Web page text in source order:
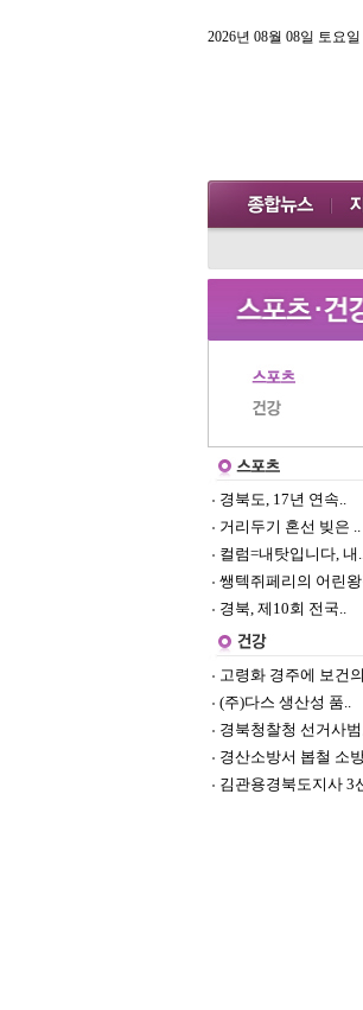
2026년 08월 08일 토요일
경북도, 17년 연속..
거리두기 혼선 빚은 ..
컬럼=내탓입니다, 내
쌩텍쥐페리의 어린
경북, 제10회 전국..
고령화 경주에 보건
(주)다스 생산성 품..
경북청찰청 선거사
경산소방서 봅철 소
김관용경북도지사 3